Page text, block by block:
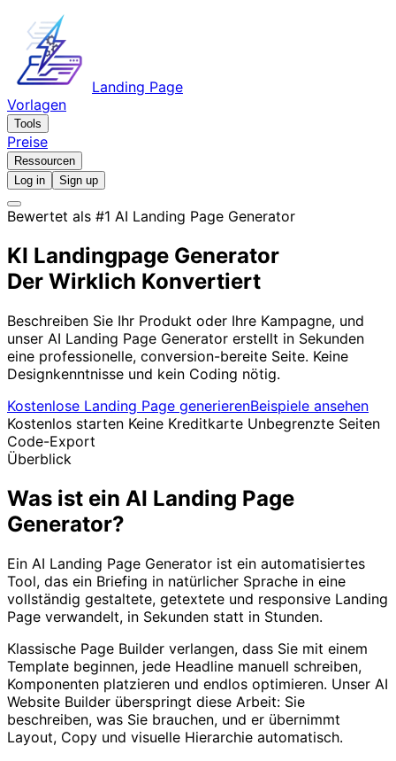
Landing Page
Vorlagen
Tools
Preise
Ressourcen
Log in
Sign up
Bewertet als #1 AI Landing Page Generator
KI Landingpage Generator
Der Wirklich Konvertiert
Beschreiben Sie Ihr Produkt oder Ihre Kampagne, und
unser AI Landing Page Generator erstellt in Sekunden
eine professionelle, conversion-bereite Seite. Keine
Designkenntnisse und kein Coding nötig.
Kostenlose Landing Page generierenBeispiele ansehen
Kostenlos starten Keine Kreditkarte Unbegrenzte Seiten
Code-Export
Überblick
Was ist ein AI Landing Page
Generator?
Ein AI Landing Page Generator ist ein automatisiertes
Tool, das ein Briefing in natürlicher Sprache in eine
vollständig gestaltete, getextete und responsive Landing
Page verwandelt, in Sekunden statt in Stunden.
Klassische Page Builder verlangen, dass Sie mit einem
Template beginnen, jede Headline manuell schreiben,
Komponenten platzieren und endlos optimieren. Unser AI
Website Builder überspringt diese Arbeit: Sie
beschreiben, was Sie brauchen, und er übernimmt
Layout, Copy und visuelle Hierarchie automatisch.